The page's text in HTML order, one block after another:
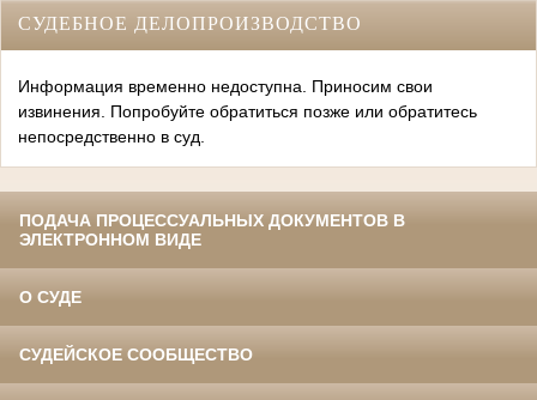
СУДЕБНОЕ ДЕЛОПРОИЗВОДСТВО
Информация временно недоступна. Приносим свои
извинения. Попробуйте обратиться позже или обратитесь
непосредственно в суд.
ПОДАЧА ПРОЦЕССУАЛЬНЫХ ДОКУМЕНТОВ В
ЭЛЕКТРОННОМ ВИДЕ
О СУДЕ
СУДЕЙСКОЕ СООБЩЕСТВО